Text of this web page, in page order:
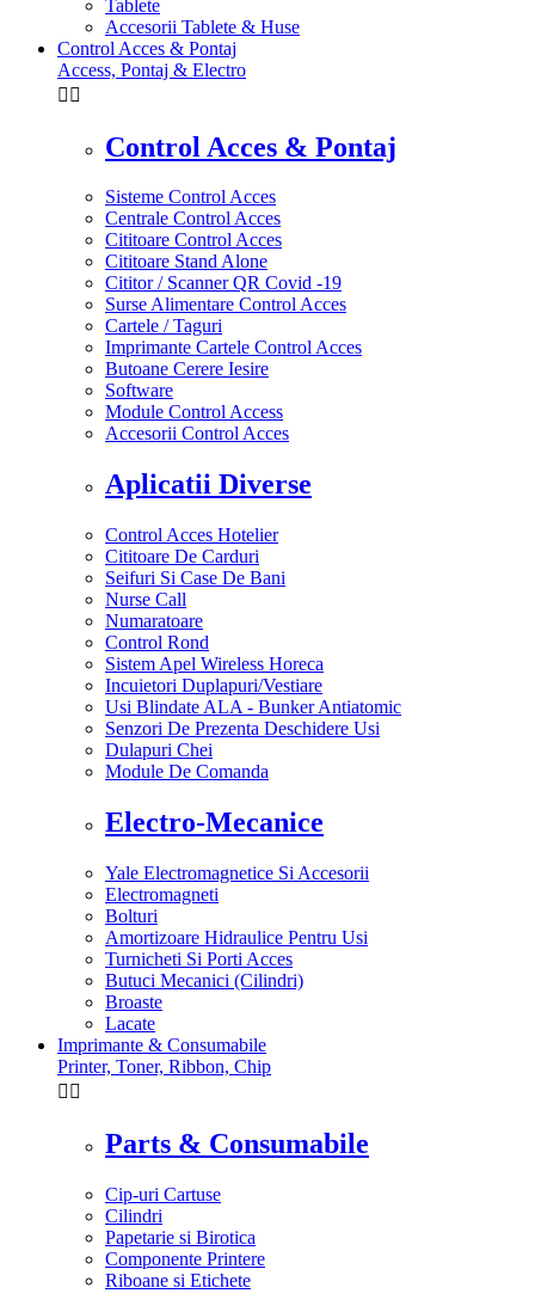
Tablete
Accesorii Tablete & Huse
Control Acces & Pontaj
Access, Pontaj & Electro
 
Control Acces & Pontaj
Sisteme Control Acces
Centrale Control Acces
Cititoare Control Acces
Cititoare Stand Alone
Cititor / Scanner QR Covid -19
Surse Alimentare Control Acces
Cartele / Taguri
Imprimante Cartele Control Acces
Butoane Cerere Iesire
Software
Module Control Access
Accesorii Control Acces
Aplicatii Diverse
Control Acces Hotelier
Cititoare De Carduri
Seifuri Si Case De Bani
Nurse Call
Numaratoare
Control Rond
Sistem Apel Wireless Horeca
Incuietori Duplapuri/Vestiare
Usi Blindate ALA - Bunker Antiatomic
Senzori De Prezenta Deschidere Usi
Dulapuri Chei
Module De Comanda
Electro-Mecanice
Yale Electromagnetice Si Accesorii
Electromagneti
Bolturi
Amortizoare Hidraulice Pentru Usi
Turnicheti Si Porti Acces
Butuci Mecanici (Cilindri)
Broaste
Lacate
Imprimante & Consumabile
Printer, Toner, Ribbon, Chip
 
Parts & Consumabile
Cip-uri Cartuse
Cilindri
Papetarie si Birotica
Componente Printere
Riboane si Etichete